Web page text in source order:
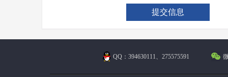
QQ：394630111、275575591